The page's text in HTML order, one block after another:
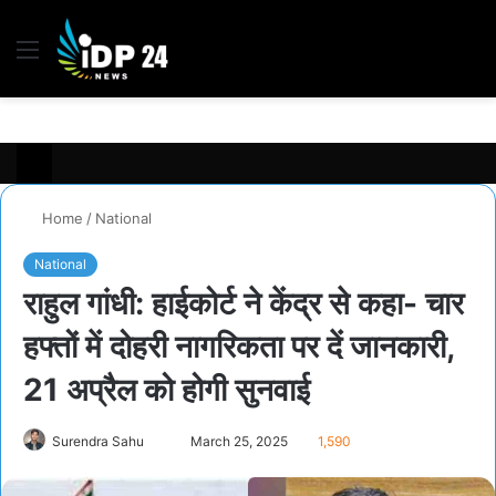
Menu
Home / National
National
राहुल गांधी: हाईकोर्ट ने केंद्र से कहा- चार
हफ्तों में दोहरी नागरिकता पर दें जानकारी,
21 अप्रैल को होगी सुनवाई
Surendra Sahu March 25, 2025 1,590